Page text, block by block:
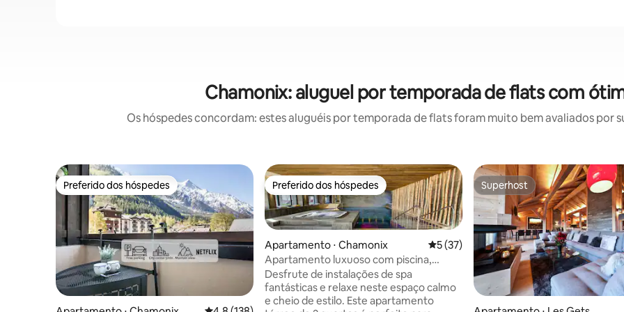
Chamonix: aluguel por temporada de flats com
Os hóspedes concordam: estes aluguéis por temporada de flats foram muito bem avaliados por
Preferido dos hóspedes
Preferido dos hóspedes Preferido dos hóspedes
Preferido dos hóspedes
Apartamento ⋅ Chamonix 5 de uma avaliação média de 5, 37
5 (37)
Apartamento luxuoso com piscina,
jacuzzi e sauna.
Desfrute de instalações de spa
fantásticas e relaxe neste espaço calmo
e cheio de estilo. Este apartamento
Superhost
Superhost